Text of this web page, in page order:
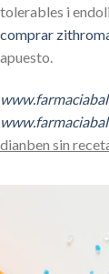
tolerables i
comprar
apuesto.
dianben sin